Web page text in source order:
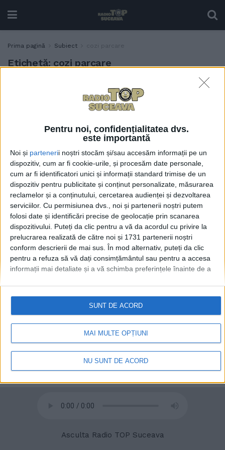
Pentru noi, confidențialitatea dvs.
este importantă
Noi și partenerii noștri stocăm și/sau accesăm informații pe un
dispozitiv, cum ar fi cookie-urile, și procesăm date personale,
cum ar fi identificatori unici și informații standard trimise de un
dispozitiv pentru publicitate și conținut personalizate, măsurarea
reclamelor și a conținutului, cercetarea audienței și dezvoltarea
serviciilor. Cu permisiunea dvs., noi și partenerii noștri putem
folosi date și identificări precise de geolocație prin scanarea
dispozitivului. Puteți da clic pentru a vă da acordul cu privire la
prelucrarea realizată de către noi și 1731 partenerii noștri
conform descrierii de mai sus. În mod alternativ, puteți da clic
pentru a refuza să vă dați consimțământul sau pentru a accesa
informații mai detaliate și a vă schimba preferințele înainte de a
retrageți consimțământul în orice moment, revenind la acest site
și făcând clic pe butonul "Confidențialitate" din partea de jos a
paginii web.
MAI MULTE OPȚIUNI
NU SUNT DE ACORD
SUNT DE ACORD
Prima pagină Subiect cozi parcare
Etichetă: cozi parcare
Primăria Suceava susține că
vechiul sistem pentru
parcări evita cozile:
blocate de Prefectura
Suceava
19 IUNIE, 2026
Asculta Radio TOP Suceava